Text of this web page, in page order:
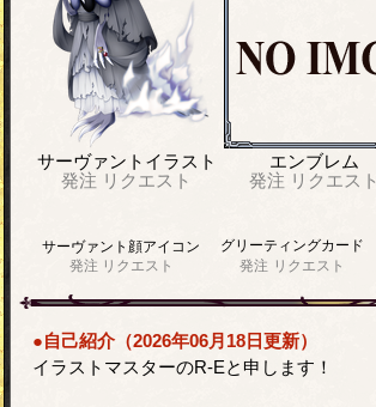
サーヴァントイラスト
発注 リクエスト
エンブレム
発注 リクエスト
サーヴァント顔アイコン
発注 リクエスト
グリーティングカード
発注 リクエスト
●自己紹介（2026年06月18日更新）
イラストマスターのR-Eと申します！